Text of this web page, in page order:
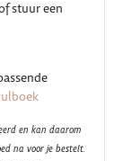
stuur een
en kan daarom
na voor je bestelt.